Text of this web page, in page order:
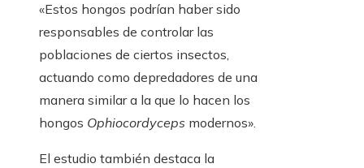
«Estos hongos podrían haber sido
responsables de controlar las
poblaciones de ciertos insectos,
actuando como depredadores de una
manera similar a la que lo hacen los
hongos Ophiocordyceps modernos».
El estudio también destaca la